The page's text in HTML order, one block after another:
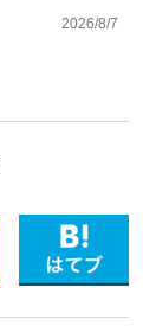
2026/8/7